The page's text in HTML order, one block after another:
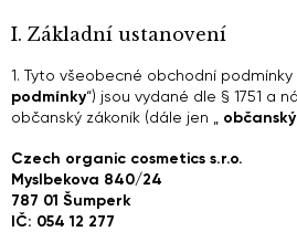
I. Základní ustanovení
1. Tyto všeobecné obchodní podmínky
podmínky“) jsou vydané dle § 1751 a
občanský zákoník (dále jen „
Czech organic cosmetics s.r.o.
Myslbekova 840/24
787 01 Šumperk
IČ: 054 12 277